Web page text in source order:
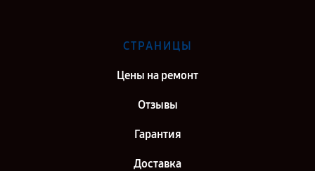
СТРАНИЦЫ
Цены на ремонт
Отзывы
Гарантия
Доставка